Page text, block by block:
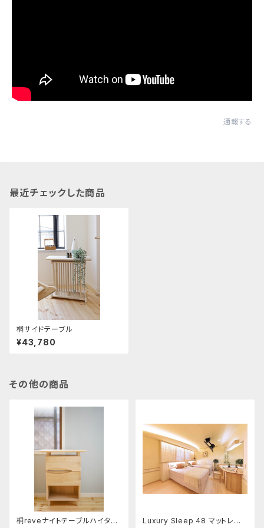
通報する
最近チェックした商品
桐サイドテーブル
¥43,780
その他の商品
桐reveナイトテーブルハイタイ
Luxury Sleep 48 マットレス